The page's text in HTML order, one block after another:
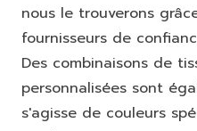
nous le trouverons
fournisseurs de
Des combinaisons de
personnalisées sont
s'agisse de couleurs